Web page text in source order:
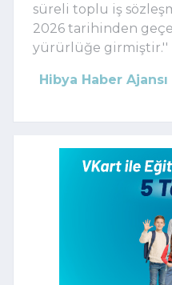
süreli toplu iş
2026 tarihinden
yürürlüğe girmiştir.''
Hibya Haber Ajansı